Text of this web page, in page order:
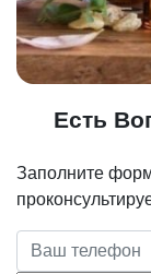
Есть
Заполните